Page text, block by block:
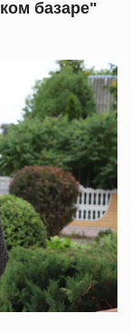
базаре"